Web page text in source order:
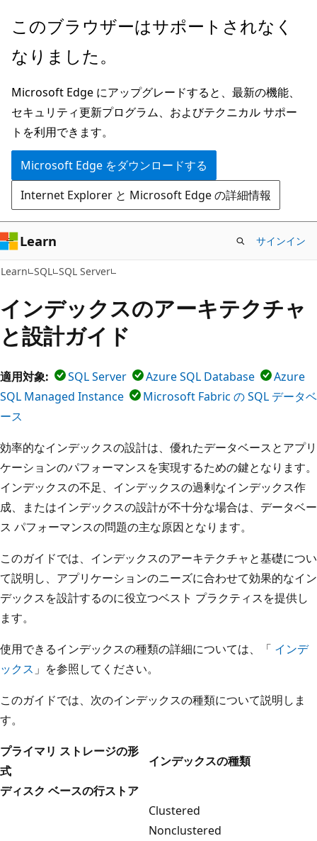
メ
ン
ン
テ
ン
ツ
に
ス
キ
ッ
プ
このブラウザーはサポートされなく
なりました。
Microsoft Edge にアップグレードすると、最新の機能、
セキュリティ更新プログラム、およびテクニカル サポー
トを利用できます。
Microsoft Edge をダウンロードする
Internet Explorer と Microsoft Edge の詳細情報
Learn サインイン
Learn SQL SQL Server
インデックスのアーキテクチャ
と設計ガイド
適用対象: SQL Server Azure SQL Database
Azure
SQL Managed Instance
Microsoft Fabric の SQL データベ
ース
効率的なインデックスの設計は、優れたデータベースとアプリ
ケーションのパフォーマンスを実現するための鍵となります。
インデックスの不足、インデックスの過剰なインデックス作
成、またはインデックスの設計が不十分な場合は、データベー
ス パフォーマンスの問題の主な原因となります。
このガイドでは、インデックスのアーキテクチャと基礎につい
て説明し、アプリケーションのニーズに合わせて効果的なイン
デックスを設計するのに役立つベスト プラクティスを提供し
ます。
使用できるインデックスの種類の詳細については、「 インデ
ックス 」を参照してください。
このガイドでは、次のインデックスの種類について説明しま
す。
プライマリ ストレージの形
式
インデックスの種類
ディスク ベースの行ストア
Clustered
Nonclustered